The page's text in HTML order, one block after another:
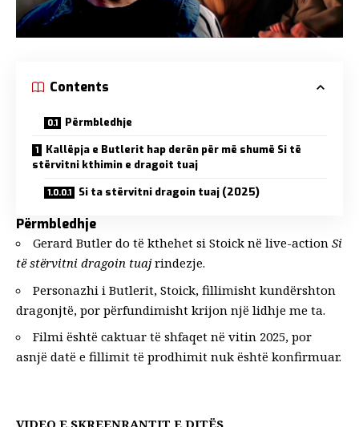
Contents
Përmbledhje
Kallëpja e Butlerit hap derën për më shumë Si të
stërvitni kthimin e dragoit tuaj
Si ta stërvitni dragoin tuaj (2025)
Përmbledhje
Gerard Butler do të kthehet si Stoick në live-action Si
të stërvitni dragoin tuajrindezje.
Personazhi i Butlerit, Stoick, fillimisht kundërshton
dragonjtë, por përfundimisht krijon një lidhje me ta.
Filmi është caktuar të shfaqet në vitin 2025, por
asnjë datë e fillimit të prodhimit nuk është konfirmuar.
VIDEO E SKREENRANTIT E DITËS